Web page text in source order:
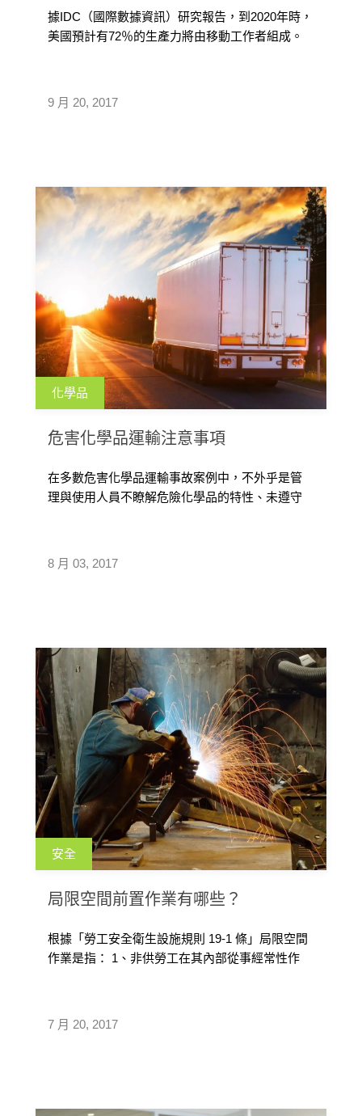
9 月 20, 2017
據IDC（國際數據資訊）研究報告，到2020年時，
美國預計有72％的生產力將由移動工作者組成。
化學品
危害化學品運輸注意事項
8 月 03, 2017
在多數危害化學品運輸事故案例中，不外乎是管
理與使用人員不瞭解危險化學品的特性、未遵守
安全
局限空間前置作業有哪些？
7 月 20, 2017
根據「勞工安全衛生設施規則 19-1 條」局限空間
作業是指： 1、非供勞工在其內部從事經常性作